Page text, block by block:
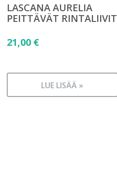
LASCANA AURELIA
PEITTÄVÄT RINTALIIVIT
21,00 €
LUE LISÄÄ »